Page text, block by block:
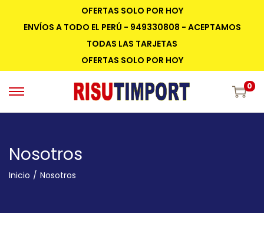
OFERTAS SOLO POR HOY
ENVÍOS A TODO EL PERÚ - 949330808 - ACEPTAMOS
TODAS LAS TARJETAS
OFERTAS SOLO POR HOY
0
Nosotros
Inicio / Nosotros